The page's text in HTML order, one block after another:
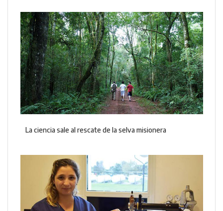
La ciencia sale al rescate de la selva misionera